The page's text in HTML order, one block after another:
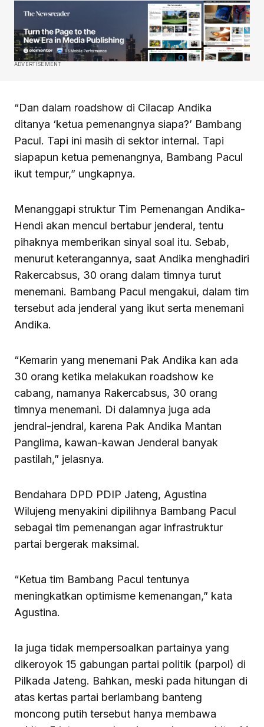
ADVERTISEMENT
“Dan dalam roadshow di Cilacap Andika
ditanya ‘ketua pemenangnya siapa?’ Bambang
Pacul. Tapi ini masih di sektor internal. Tapi
siapapun ketua pemenangnya, Bambang Pacul
ikut tempur,” ungkapnya.
Menanggapi struktur Tim Pemenangan Andika-
Hendi akan mencul bertabur jenderal, tentu
pihaknya memberikan sinyal soal itu. Sebab,
menurut keterangannya, saat Andika menghadiri
Rakercabsus, 30 orang dalam timnya turut
menemani. Bambang Pacul mengakui, dalam tim
tersebut ada jenderal yang ikut serta menemani
Andika.
“Kemarin yang menemani Pak Andika kan ada
30 orang ketika melakukan roadshow ke
cabang, namanya Rakercabsus, 30 orang
timnya menemani. Di dalamnya juga ada
jendral-jendral, karena Pak Andika Mantan
Panglima, kawan-kawan Jenderal banyak
pastilah,” jelasnya.
Bendahara DPD PDIP Jateng, Agustina
Wilujeng menyakini dipilihnya Bambang Pacul
sebagai tim pemenangan agar infrastruktur
partai bergerak maksimal.
“Ketua tim Bambang Pacul tentunya
meningkatkan optimisme kemenangan,” kata
Agustina.
Ia juga tidak mempersoalkan partainya yang
dikeroyok 15 gabungan partai politik (parpol) di
Pilkada Jateng. Bahkan, meski pada hitungan di
atas kertas partai berlambang banteng
moncong putih tersebut hanya membawa